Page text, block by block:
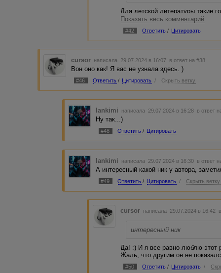
Для детской литературы такие
совсем не редкость же. )
много.
А что некстати вдруг всплыл в
Показать весь комментарий
#42 Ответить / Цитировать
cursor написала 29.07.2024 в 16:07 в ответ на #38
Вон оно как! Я вас не узнала здесь. )
#46 Ответить / Цитировать / Скрыть ветку
lankimi написала 29.07.2024 в 16:28 в ответ
Ну так...)
#48 Ответить / Цитировать
lankimi написала 29.07.2024 в 16:30 в ответ
А интересный какой ник у автора,
#49 Ответить / Цитировать / Скрыть ветку
cursor написала 29.07.2024 в 16:42
интересный ник
Да! :) И я все равно люблю этот
Жаль, что другим он не
#50 Ответить / Цитировать /